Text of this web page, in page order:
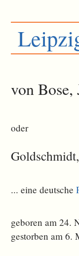
von Bose,
oder
... eine deutsche
geboren am 24.
gestorben am 6.